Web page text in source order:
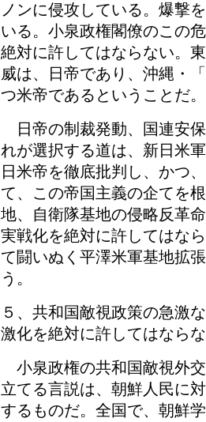
ノンに侵攻している。爆撃
いる。小泉政権閣僚のこの
絶対に許してはならない。
威は、日帝であり、沖縄・
つ米帝であるということだ。
日帝の制裁発動、国連安
れが選択する道は、新日米
日米帝を徹底批判し、かつ
て、この帝国主義の企てを
地、自衛隊基地の侵略反革
実戦化を絶対に許してはな
て闘いぬく平澤米軍基地拡
う。
５、共和国敵視政策の急激
激化を絶対に許してはなら
小泉政権の共和国敵視外
立てる言説は、朝鮮人民に
するものだ。全国で、朝鮮